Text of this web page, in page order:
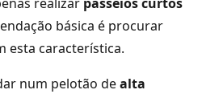
básica é procurar
esta característica.
num pelotão dealta